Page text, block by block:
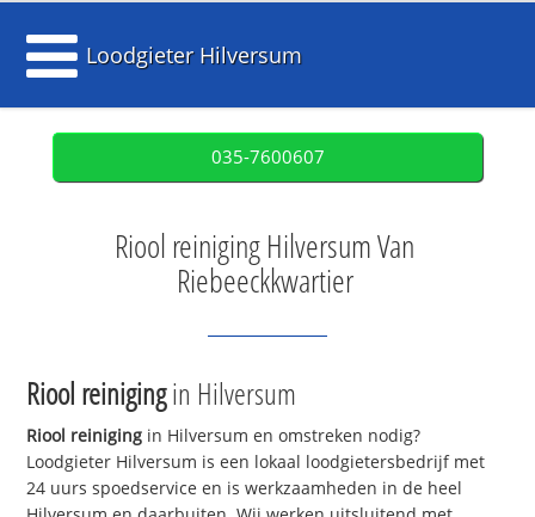
Loodgieter Hilversum
035-7600607
Riool reiniging Hilversum Van
Riebeeckkwartier
Riool reinigingin Hilversum
Riool reiniging in Hilversum en omstreken nodig?
Loodgieter Hilversum is een lokaal loodgietersbedrijf met
24 uurs spoedservice en is werkzaamheden in de heel